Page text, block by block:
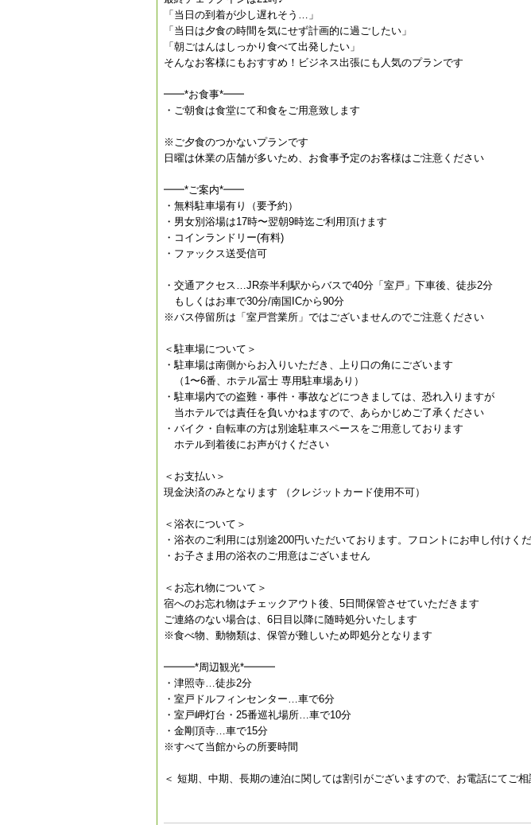
「当日の到着が少し遅れそう…」
「当日は夕食の時間を気にせず計画的に過ごしたい」
「朝ごはんはしっかり食べて出発したい」
そんなお客様にもおすすめ！ビジネス出張にも人気のプランです
━━*お食事*━━
・ご朝食は食堂にて和食をご用意致します
※ご夕食のつかないプランです
日曜は休業の店舗が多いため、お食事予定のお客様はご注意ください
━━*ご案内*━━
・無料駐車場有り（要予約）
・男女別浴場は17時〜翌朝9時迄ご利用頂けます
・コインランドリー(有料)
・ファックス送受信可
・交通アクセス…JR奈半利駅からバスで40分「室戸」下車後、徒歩2分
もしくはお車で30分/南国ICから90分
※バス停留所は「室戸営業所」ではございませんのでご注意ください
＜駐車場について＞
・駐車場は南側からお入りいただき、上り口の角にございます
（1〜6番、ホテル冨士 専用駐車場あり）
・駐車場内での盗難・事件・事故などにつきましては、恐れ入りますが
当ホテルでは責任を負いかねますので、あらかじめご了承ください
・バイク・自転車の方は別途駐車スペースをご用意しております
ホテル到着後にお声がけください
＜お支払い＞
現金決済のみとなります （クレジットカード使用不可）
＜浴衣について＞
・浴衣のご利用には別途200円いただいております。フロントにお申し付けく
・お子さま用の浴衣のご用意はございません
＜お忘れ物について＞
宿へのお忘れ物はチェックアウト後、5日間保管させていただきます
ご連絡のない場合は、6日目以降に随時処分いたします
※食べ物、動物類は、保管が難しいため即処分となります
━━━*周辺観光*━━━
・津照寺…徒歩2分
・室戸ドルフィンセンター…車で6分
・室戸岬灯台・25番巡礼場所…車で10分
・金剛頂寺…車で15分
※すべて当館からの所要時間
＜ 短期、中期、長期の連泊に関しては割引がございますので、お電話にてご相